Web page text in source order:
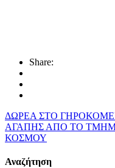
Share:
ΔΩΡΕΑ ΣΤΟ
ΑΓΑΠΗΣ ΑΠΟ ΤΟ
ΚΟΣΜΟΥ
Αναζήτηση